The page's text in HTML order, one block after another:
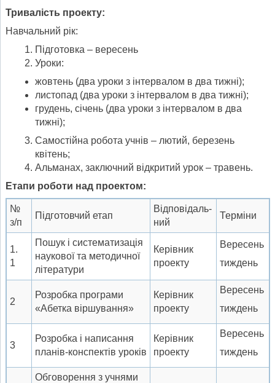
Тривалість проекту:
Навчальний рік:
Підготовка – вересень
Уроки:
жовтень (два уроки з інтервалом в два тижні);
листопад (два уроки з інтервалом в два тижні);
грудень, січень (два уроки з інтервалом в два
тижні);
Самостійна робота учнів – лютий, березень
квітень;
Альманах, заключний відкритий урок – травень.
Етапи роботи над проектом:
№
з/п
Підготовчий етап
Відповідаль-
ний
Терміни
1.
1
Пошук і систематизація
наукової та методичної
літератури
Керівник
проекту
Вересень
тиждень
2
Розробка програми
«Абетка віршування»
Керівник
проекту
Вересень
тиждень
3
Розробка і написання
планів-конспектів уроків
Керівник
проекту
Вересень
тиждень
Обговорення з учнями